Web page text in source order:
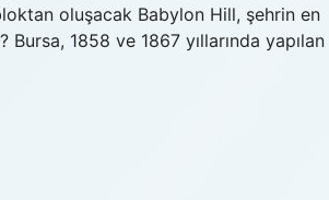
oluşacak Babylon Hill, şehrin en
1858 ve 1867 yıllarında yapılan